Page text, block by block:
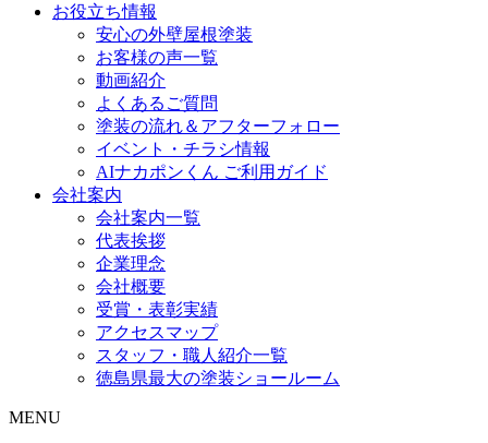
お役立ち情報
安心の外壁屋根塗装
お客様の声一覧
動画紹介
よくあるご質問
塗装の流れ＆アフターフォロー
イベント・チラシ情報
AIナカポンくん ご利用ガイド
会社案内
会社案内一覧
代表挨拶
企業理念
会社概要
受賞・表彰実績
アクセスマップ
スタッフ・職人紹介一覧
徳島県最大の塗装ショールーム
MENU